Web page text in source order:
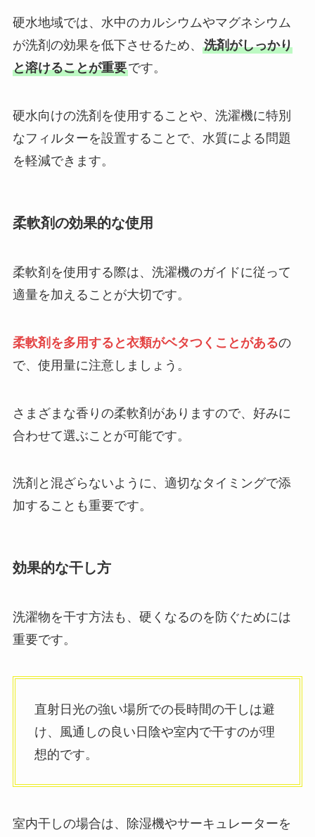
硬水地域では、水中のカルシウムやマグネシウム
が洗剤の効果を低下させるため、 洗剤がしっかり
と溶けることが重要です。
硬水向けの洗剤を使用することや、洗濯機に特別
なフィルターを設置することで、水質による問題
を軽減できます。
柔軟剤の効果的な使用
柔軟剤を使用する際は、洗濯機のガイドに従って
適量を加えることが大切です。
柔軟剤を多用すると衣類がベタつくことがあるの
で、使用量に注意しましょう。
さまざまな香りの柔軟剤がありますので、好みに
合わせて選ぶことが可能です。
洗剤と混ざらないように、適切なタイミングで添
加することも重要です。
効果的な干し方
洗濯物を干す方法も、硬くなるのを防ぐためには
重要です。
直射日光の強い場所での長時間の干しは避
け、風通しの良い日陰や室内で干すのが理
想的です。
室内干しの場合は、除湿機やサーキュレーターを